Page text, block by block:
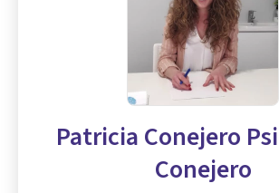
Patricia Conejero
Conejero